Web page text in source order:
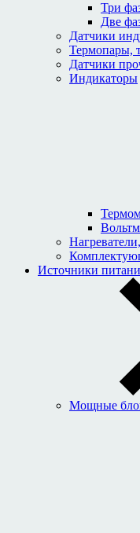
Три
Две
Датчики
Термопары,
Датчики
Индикаторы
Источники
Мощные